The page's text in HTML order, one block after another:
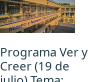
Programa Ver y
Creer (19 de